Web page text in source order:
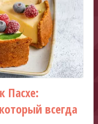
Пасхе:
всегда